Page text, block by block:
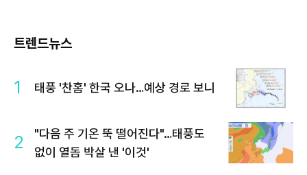
트렌드뉴스
1 태풍 '찬홈' 한국 오나…예상 경로 보니
2
"다음 주 기온 뚝 떨어진다"…태풍도
없이 열돔 박살 낸 '이것'